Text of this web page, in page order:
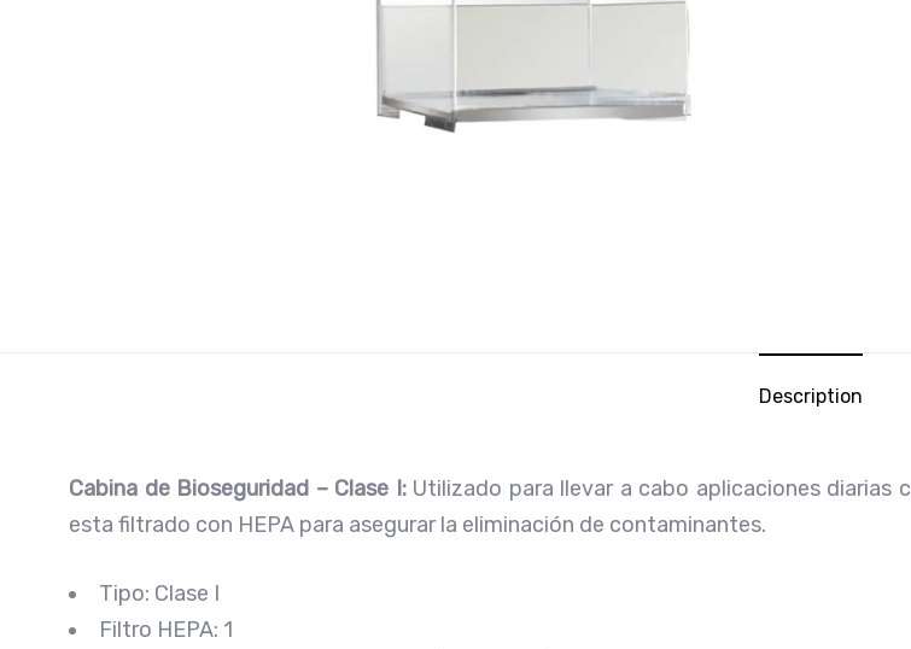
Description
Cabina de Bioseguridad – Clase I:Utilizado para llevar a cabo aplicaciones diarias
esta filtrado con HEPA para asegurar la eliminación de contaminantes.
Tipo: Clase I
Filtro HEPA: 1